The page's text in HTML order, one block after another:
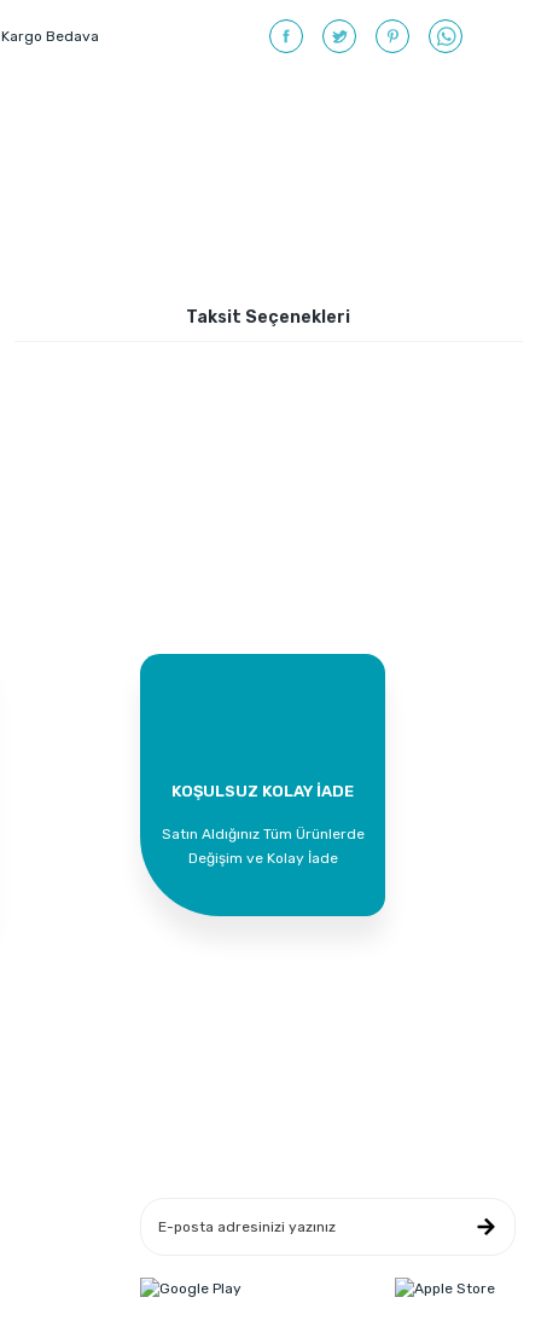
Kargo Bedava
Taksit Seçenekleri
KOŞULSUZ KOLAY İADE
Satın Aldığınız Tüm Ürünlerde
Değişim ve Kolay İade